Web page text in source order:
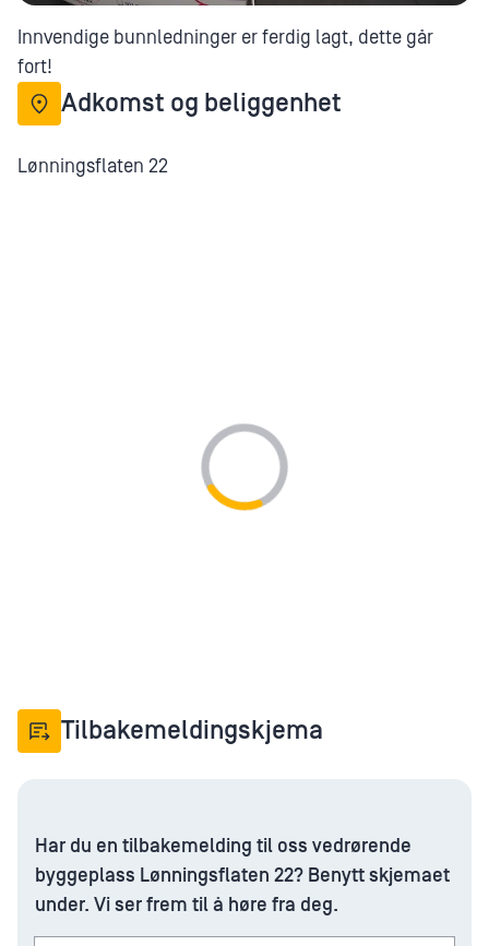
Innvendige bunnledninger er ferdig lagt, dette går
fort!
Adkomst og beliggenhet
Lønningsflaten 22
Tilbakemeldingskjema
Har du en tilbakemelding til oss vedrørende
byggeplass Lønningsflaten 22? Benytt skjemaet
under. Vi ser frem til å høre fra deg.